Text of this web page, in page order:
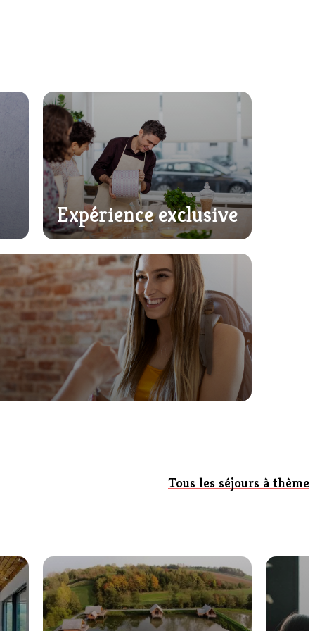
Expérience exclusive
Tous les séjours à thème